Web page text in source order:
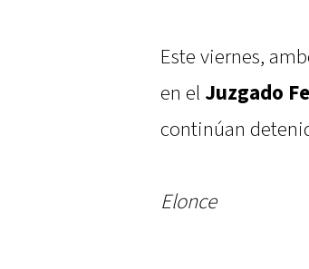
Este viernes,
en el Juzgado
continúan
Elonce